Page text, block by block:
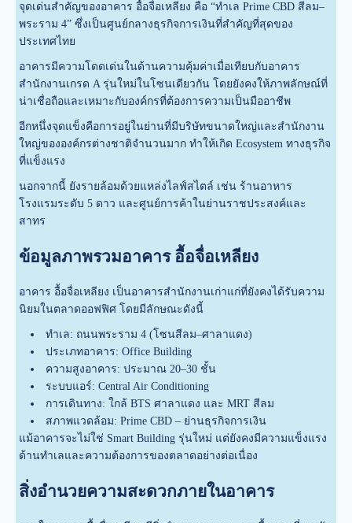
จุดเด่นสำคัญของอาคาร อื้อจื่อเหลียง คือ “ทำเล Prime CBD สีลม–
พระราม 4” ซึ่งเป็นศูนย์กลางธุรกิจการเงินที่สำคัญที่สุดของ
ประเทศไทย
อาคารมีความโดดเด่นในด้านความคุ้มค่าเมื่อเทียบกับอาคาร
สำนักงานเกรด A รุ่นใหม่ในโซนเดียวกัน โดยยังคงให้ภาพลักษณ์ที่
น่าเชื่อถือและเหมาะกับองค์กรที่ต้องการความเป็นมืออาชีพ
อีกหนึ่งจุดแข็งคือการอยู่ในย่านที่มีบริษัทขนาดใหญ่และสำนักงาน
ใหญ่ขององค์กรต่างชาติจำนวนมาก ทำให้เกิด Ecosystem ทางธุรกิจ
ที่แข็งแรง
นอกจากนี้ ยังรายล้อมด้วยแหล่งไลฟ์สไตล์ เช่น ร้านอาหาร
โรงแรมระดับ 5 ดาว และศูนย์การค้าในย่านราชประสงค์และ
สาทร
ข้อมูลภาพรวมอาคาร อื้อจื่อเหลียง
อาคาร อื้อจื่อเหลียง เป็นอาคารสำนักงานเก่าแก่ที่ยังคงได้รับความ
นิยมในตลาดออฟฟิศ โดยมีลักษณะดังนี้
ทำเล: ถนนพระราม 4 (โซนสีลม–ศาลาแดง)
ประเภทอาคาร: Office Building
ความสูงอาคาร: ประมาณ 20–30 ชั้น
ระบบแอร์: Central Air Conditioning
การเดินทาง: ใกล้ BTS ศาลาแดง และ MRT สีลม
สภาพแวดล้อม: Prime CBD – ย่านธุรกิจการเงิน
แม้อาคารจะไม่ใช่ Smart Building รุ่นใหม่ แต่ยังคงมีความแข็งแรง
ด้านทำเลและความต้องการของตลาดอย่างต่อเนื่อง
สิ่งอำนวยความสะดวกภายในอาคาร